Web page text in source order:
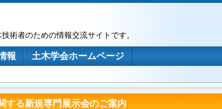
術者のための情報交流サイトです。
報
土木学会ホームページ
する新規専門展示会のご案内